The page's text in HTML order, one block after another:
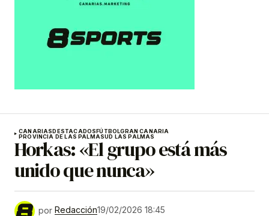
CANARIASDESTACADOSFÚTBOLGRAN CANARIA
PROVINCIA DE LAS PALMASUD LAS PALMAS
Horkas: «El grupo está más
unido que nunca»
por Redacción19/02/2026 18:45